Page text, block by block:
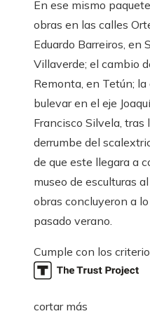
En ese mismo
obras en las calles
Eduardo Barreiros, en
Villaverde; el cambio
Remonta, en Tetún; la
bulevar en el eje
Francisco Silvela, tras
derrumbe del
de que este llegara a
museo de esculturas
obras concluyeron a
pasado verano.
Cumple con los
cortar más